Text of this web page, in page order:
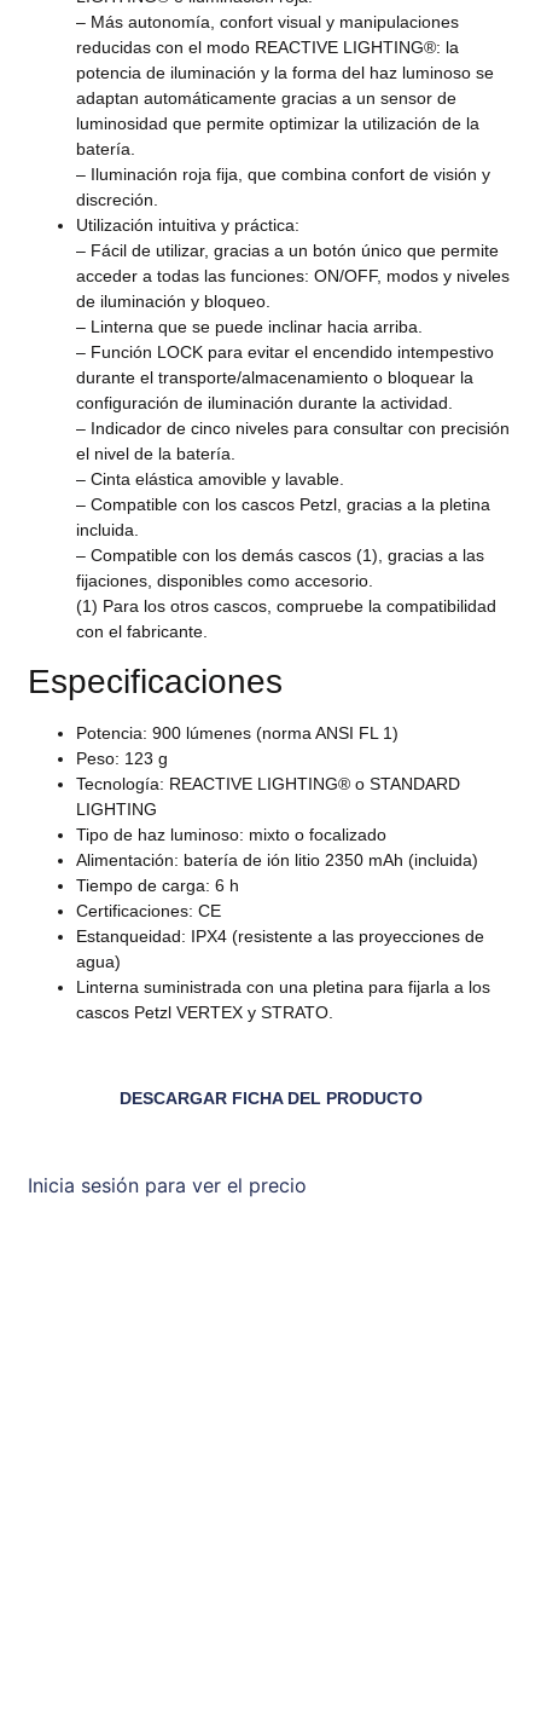
– Más autonomía, confort visual y manipulaciones
reducidas con el modo REACTIVE LIGHTING®: la
potencia de iluminación y la forma del haz luminoso se
adaptan automáticamente gracias a un sensor de
luminosidad que permite optimizar la utilización de la
batería.
– Iluminación roja fija, que combina confort de visión y
discreción.
Utilización intuitiva y práctica:
– Fácil de utilizar, gracias a un botón único que permite
acceder a todas las funciones: ON/OFF, modos y niveles
de iluminación y bloqueo.
– Linterna que se puede inclinar hacia arriba.
– Función LOCK para evitar el encendido intempestivo
durante el transporte/almacenamiento o bloquear la
configuración de iluminación durante la actividad.
– Indicador de cinco niveles para consultar con precisión
el nivel de la batería.
– Cinta elástica amovible y lavable.
– Compatible con los cascos Petzl, gracias a la pletina
incluida.
– Compatible con los demás cascos (1), gracias a las
fijaciones, disponibles como accesorio.
(1) Para los otros cascos, compruebe la compatibilidad
con el fabricante.
Especificaciones
Potencia: 900 lúmenes (norma ANSI FL 1)
Peso: 123 g
Tecnología: REACTIVE LIGHTING® o STANDARD
LIGHTING
Tipo de haz luminoso: mixto o focalizado
Alimentación: batería de ión litio 2350 mAh (incluida)
Tiempo de carga: 6 h
Certificaciones: CE
Estanqueidad: IPX4 (resistente a las proyecciones de
agua)
Linterna suministrada con una pletina para fijarla a los
cascos Petzl VERTEX y STRATO.
DESCARGAR FICHA DEL PRODUCTO
Inicia sesión para ver el precio